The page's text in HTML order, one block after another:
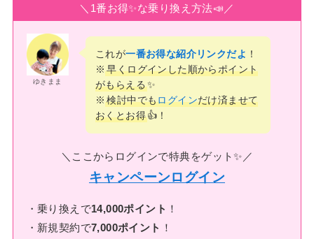
＼1番お得✨な乗り換え方法📣／
ゆきまま
これが一番お得な紹介リンクだよ ！
※早くログインした順からポイント
がもらえる✨
※検討中でもログインだけ済ませて
おくとお得👍！
＼ここからログインで特典をゲット✨／
キャンペーンログイン
・乗り換えで14,000ポイント ！
・新規契約で7,000ポイント ！